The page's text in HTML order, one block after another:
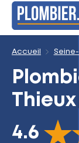
Accueil
Thieux
4.6
The